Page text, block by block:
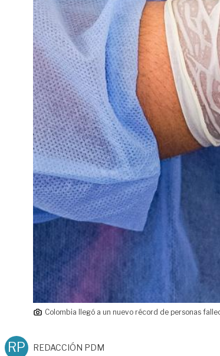
Colombia llegó a un nuevo récord de personas
RP REDACCIÓN PDM